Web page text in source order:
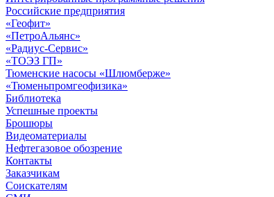
Российские предприятия
«Геофит»
«ПетроАльянс»
«Радиус-Сервис»
«ТОЭЗ ГП»
Тюменские насосы «Шлюмберже»
«Тюменьпромгеофизика»
Библиотека
Успешные проекты
Брошюры
Видеоматериалы
Нефтегазовое обозрение
Контакты
Заказчикам
Соискателям